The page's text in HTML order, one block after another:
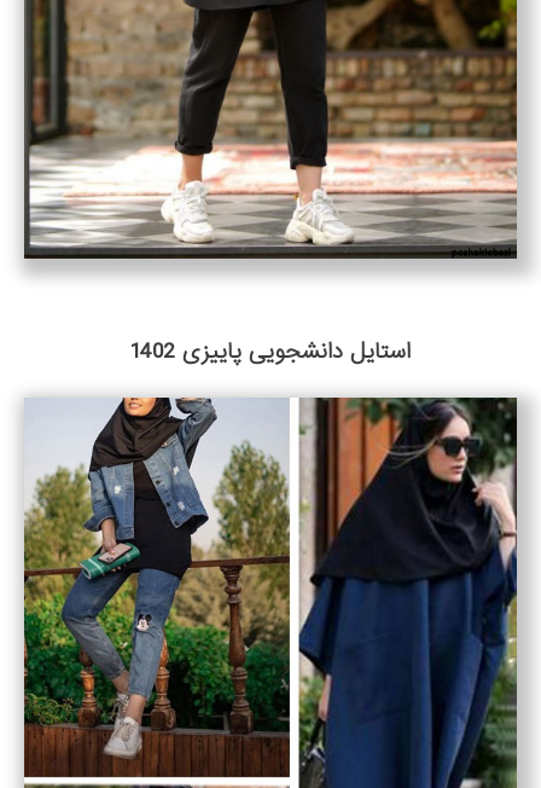
استایل دانشجویی پاییزی 1402